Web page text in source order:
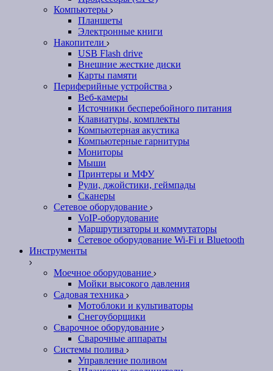
Компьютеры
Планшеты
Электронные книги
Накопители
USB Flash drive
Внешние жесткие диски
Карты памяти
Периферийные устройства
Веб-камеры
Источники бесперебойного питания
Клавиатуры, комплекты
Компьютерная акустика
Компьютерные гарнитуры
Мониторы
Мыши
Принтеры и МФУ
Рули, джойстики, геймпады
Сканеры
Сетевое оборудование
VoIP-оборудование
Маршрутизаторы и коммутаторы
Сетевое оборудование Wi-Fi и Bluetooth
Инструменты
Моечное оборудование
Мойки высокого давления
Садовая техника
Мотоблоки и культиваторы
Снегоуборщики
Сварочное оборудование
Сварочные аппараты
Системы полива
Управление поливом